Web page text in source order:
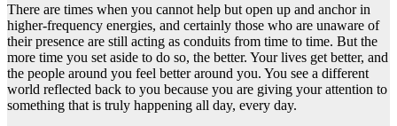
There are times when you cannot help but open up and anchor in
higher-frequency energies, and certainly those who are unaware of
their presence are still acting as conduits from time to time. But the
more time you set aside to do so, the better. Your lives get better, and
the people around you feel better around you. You see a different
world reflected back to you because you are giving your attention to
something that is truly happening all day, every day.